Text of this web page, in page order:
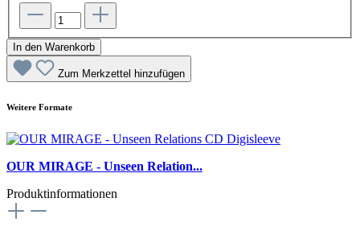
In den Warenkorb
Zum Merkzettel hinzufügen
Weitere Formate
OUR MIRAGE - Unseen Relation...
Produktinformationen